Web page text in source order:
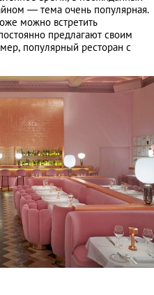
— тема очень популярная.
можно встретить
предлагают своим
популярный ресторан с